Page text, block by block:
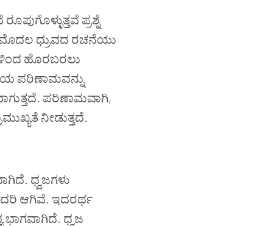
ಪ್ರಶ್ನೆ
ಮೊದಲ ಧ್ರುವದ ರಚನೆಯು
ಹೊರಬರಲು
ಪರಿಣಾಮವನ್ನು
ಪರಿಣಾಮವಾಗಿ,
ನೀಡುತ್ತದೆ.
ಧ್ವಜಗಳು
ಆಗಿವೆ. ಇದರರ್ಥ
ಭಾಗವಾಗಿದೆ. ಧ್ವಜ